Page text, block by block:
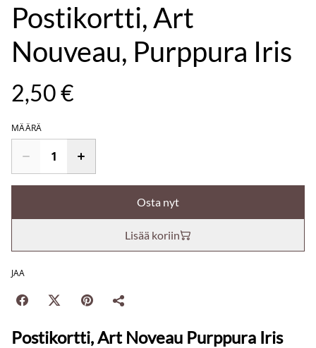
Postikortti, Art
Nouveau, Purppura Iris
2,50 €
MÄÄRÄ
Osta nyt
Lisää koriin
JAA
Postikortti, Art Noveau Purppura Iris